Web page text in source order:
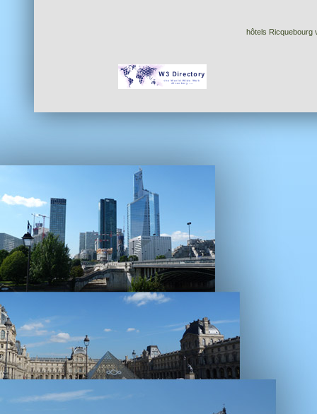
hôtels Ricquebourg